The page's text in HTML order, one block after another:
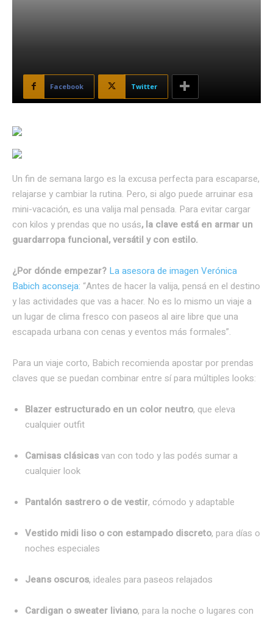
Facebook Twitter
Un fin de semana largo es la excusa perfecta para escaparse,
relajarse y cambiar la rutina. Pero, si algo puede arruinar esa
mini-vacación, es una valija mal pensada. Para evitar cargar
con kilos y prendas que no usás, la clave está en armar un
guardarropa funcional, versátil y con estilo.
¿Por dónde empezar? La asesora de imagen Verónica
Babich aconseja: “Antes de hacer la valija, pensá en el destino
y las actividades que vas a hacer. No es lo mismo un viaje a
un lugar de clima fresco con paseos al aire libre que una
escapada urbana con cenas y eventos más formales”.
Para un viaje corto, Babich recomienda apostar por prendas
claves que se puedan combinar entre sí para múltiples looks:
Blazer estructurado en un color neutro, que eleva
cualquier outfit
Camisas clásicasvan con todo y las podés sumar a
cualquier look
Pantalón sastrero o de vestir, cómodo y adaptable
Vestido midi liso o con estampado discreto, para días o
noches especiales
Jeans oscuros, ideales para paseos relajados
Cardigan o sweater liviano, para la noche o lugares con